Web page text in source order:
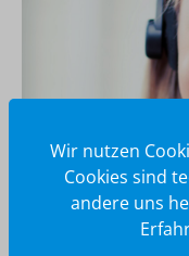
Wir nutzen
Cookies sind
andere uns